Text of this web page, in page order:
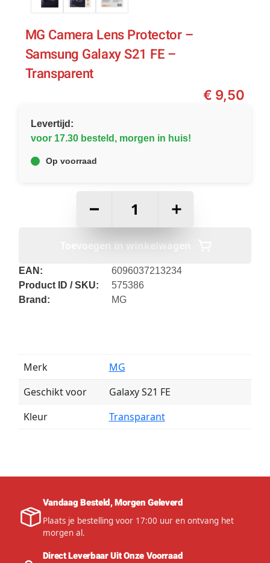
MG Camera Lens Protector –
Samsung Galaxy S21 FE –
Transparent
€ 9,50
Levertijd:
voor 17.30 besteld, morgen in huis!
Op voorraad
+
Toevoegen in winkelwagen
EAN:
6096037213234
Product ID / SKU:
575386
Brand:
MG
Merk
MG
Geschikt voor
Galaxy S21 FE
Kleur
Transparant
Vandaag Besteld, Morgen Geleverd
Plaats je bestelling voor 17:00 uur en ontvang het
morgen al.
Direct Leverbaar Uit Onze Voorraad